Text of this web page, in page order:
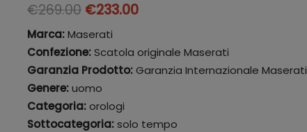
€269.00 €233.00
Marca:Maserati
Confezione:Scatola originale Maserati
Garanzia Prodotto:Garanzia Internazionale Maserati
Genere:uomo
Categoria:orologi
Sottocategoria: solo tempo